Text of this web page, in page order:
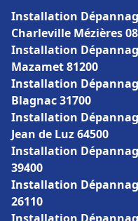
Installation
Charleville Mézières
Installation
Mazamet 81200
Installation
Blagnac 31700
Installation
Jean de Luz 64500
Installation
39400
Installation
26110